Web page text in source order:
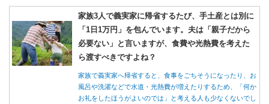
家族3人で義実家に帰省するたび、手土産とは別に
「1日1万円」を包んでいます。夫は「親子だから
必要ない」と言いますが、食費や光熱費を考えた
ら渡すべきですよね？
家族で義実家へ帰省すると、食事をごちそうになったり、お
風呂や洗濯などで水道・光熱費が増えたりするため、「何か
お礼をしたほうがよいのでは」と考える人も少なくないでし